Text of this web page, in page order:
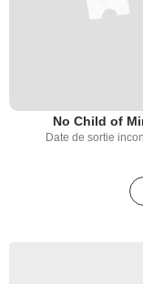
No Child of
Date de sortie